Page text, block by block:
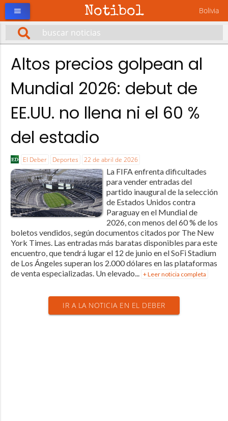
Notibol Bolivia
menu
Altos precios golpean al
Mundial 2026: debut de
EE.UU. no llena ni el 60 %
del estadio
El Deber Deportes 22 de abril de 2026
La FIFA enfrenta dificultades
para vender entradas del
partido inaugural de la selección
de Estados Unidos contra
Paraguay en el Mundial de
2026, con menos del 60 % de los
boletos vendidos, según documentos citados por The New
York Times. Las entradas más baratas disponibles para este
encuentro, que tendrá lugar el 12 de junio en el SoFi Stadium
de Los Ángeles superan los 2.000 dólares en las plataformas
de venta especializadas. Un elevado... + Leer noticia completa
IR A LA NOTICIA EN EL DEBER